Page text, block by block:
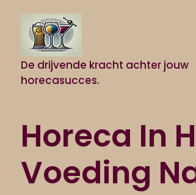
inhoud
De drijvende kracht achter jouw
horecasucces.
Horeca In
Voeding